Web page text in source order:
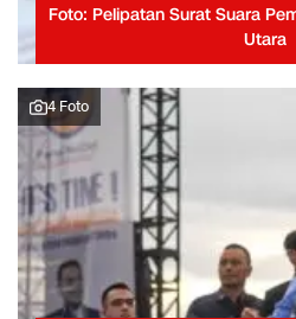
Foto: Pelipatan Surat Suara
Utara
4 Foto